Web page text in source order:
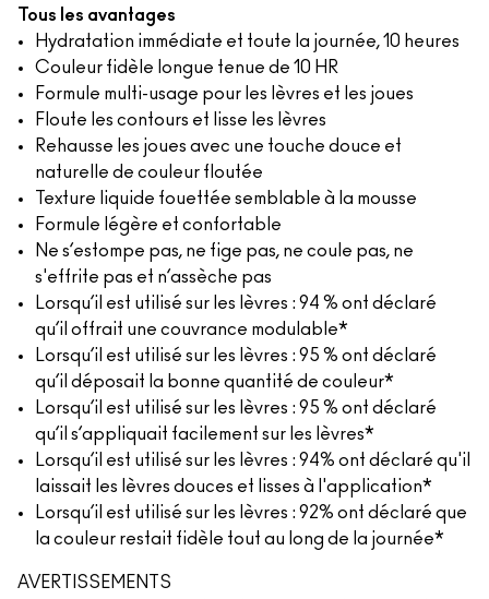
Tous les avantages
Hydratation immédiate et toute la journée, 10 heures
Couleur fidèle longue tenue de 10 HR
Formule multi-usage pour les lèvres et les joues
Floute les contours et lisse les lèvres
Rehausse les joues avec une touche douce et
naturelle de couleur floutée
Texture liquide fouettée semblable à la mousse
Formule légère et confortable
Ne s’estompe pas, ne fige pas, ne coule pas, ne
s'effrite pas et n’assèche pas
Lorsqu’il est utilisé sur les lèvres : 94 % ont déclaré
qu’il offrait une couvrance modulable*
Lorsqu’il est utilisé sur les lèvres : 95 % ont déclaré
qu’il déposait la bonne quantité de couleur*
Lorsqu’il est utilisé sur les lèvres : 95 % ont déclaré
qu’il s’appliquait facilement sur les lèvres*
Lorsqu’il est utilisé sur les lèvres : 94% ont déclaré qu'il
laissait les lèvres douces et lisses à l'application*
Lorsqu’il est utilisé sur les lèvres : 92% ont déclaré que
la couleur restait fidèle tout au long de la journée*
AVERTISSEMENTS